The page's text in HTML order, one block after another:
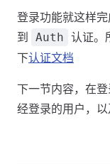
登录功能就这样
到
Auth 认证。
下认证文档
下一节内容，在
经登录的用户，